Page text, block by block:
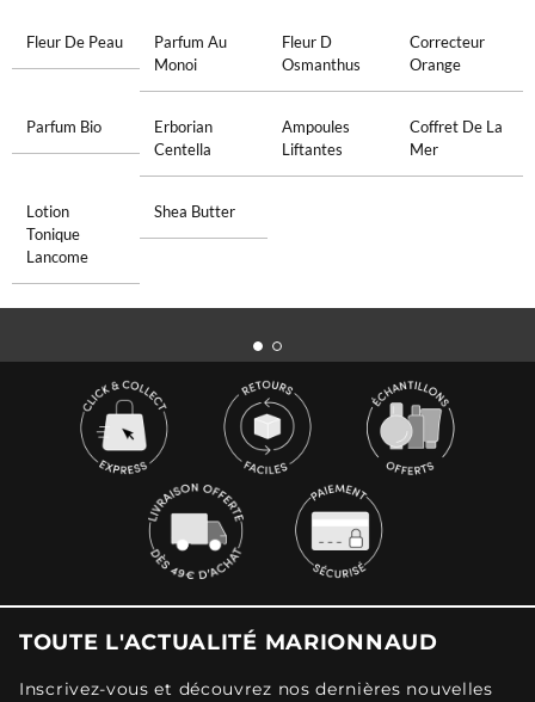
Fleur De Peau
Parfum Au
Monoi
Fleur D
Osmanthus
Correcteur
Orange
Parfum Bio
Erborian
Centella
Ampoules
Liftantes
Coffret De La
Mer
Lotion
Tonique
Lancome
Shea Butter
TOUTE L'ACTUALITÉ MARIONNAUD
Inscrivez-vous et découvrez nos dernières nouvelles